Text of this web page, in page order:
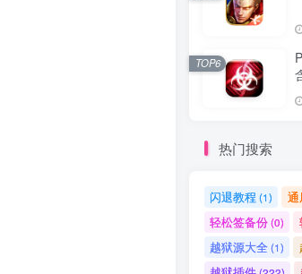
TOP6
热门搜索
闪退教程 (1) 通
轻松签备份(0)
越狱源大全(1)